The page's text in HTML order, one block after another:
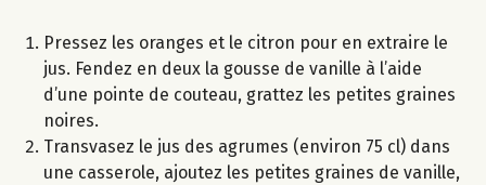
Pressez les oranges et le citron pour en extraire le
jus. Fendez en deux la gousse de vanille à l’aide
d’une pointe de couteau, grattez les petites graines
noires.
Transvasez le jus des agrumes (environ 75 cl) dans
une casserole, ajoutez les petites graines de vanille,